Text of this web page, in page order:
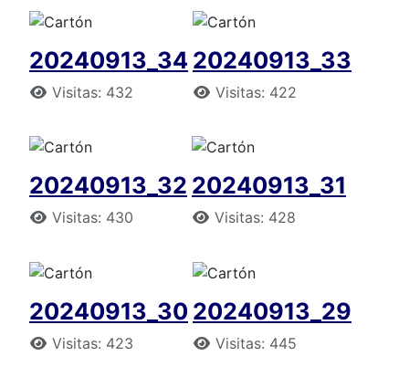
20240913_34
Detalles
Visitas: 432
20240913_33
Detalles
Visitas: 422
20240913_32
Detalles
Visitas: 430
20240913_31
Detalles
Visitas: 428
20240913_30
Detalles
Visitas: 423
20240913_29
Detalles
Visitas: 445